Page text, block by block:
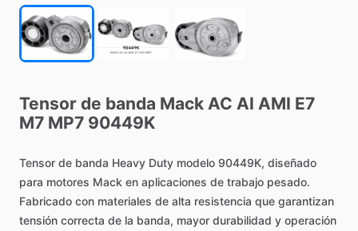
Tensor de banda Mack AC AI AMI E7
M7 MP7 90449K
Tensor de banda Heavy Duty modelo 90449K, diseñado
para motores Mack en aplicaciones de trabajo pesado.
Fabricado con materiales de alta resistencia que garantizan
tensión correcta de la banda, mayor durabilidad y operación